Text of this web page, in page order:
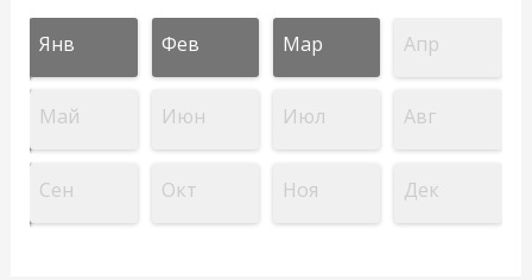
Янв Фев Мар Апр
Май Июн Июл Авг
Сен Окт Ноя Дек